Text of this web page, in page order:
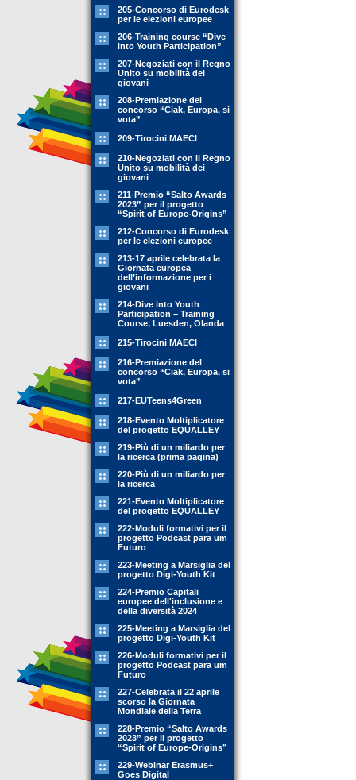
205-Concorso di Eurodesk
per le elezioni europee
206-Training course “Dive
into Youth Participation”
207-Negoziati con il Regno
Unito su mobilità dei
giovani
208-Premiazione del
concorso “Ciak, Europa, si
vota”
209-Tirocini MAECI
210-Negoziati con il Regno
Unito su mobilità dei
giovani
211-Premio “Salto Awards
2023” per il progetto
“Spirit of Europe-Origins”
212-Concorso di Eurodesk
per le elezioni europee
213-17 aprile celebrata la
Giornata europea
dell’informazione per i
giovani
214-Dive into Youth
Participation – Training
Course, Luesden, Olanda
215-Tirocini MAECI
216-Premiazione del
concorso “Ciak, Europa, si
vota”
217-EUTeens4Green
218-Evento Moltiplicatore
del progetto EQUALLEY
219-Più di un miliardo per
la ricerca (prima pagina)
220-Più di un miliardo per
la ricerca
221-Evento Moltiplicatore
del progetto EQUALLEY
222-Moduli formativi per il
progetto Podcast para um
Futuro
223-Meeting a Marsiglia del
progetto Digi-Youth Kit
224-Premio Capitali
europee dell'inclusione e
della diversità 2024
225-Meeting a Marsiglia del
progetto Digi-Youth Kit
226-Moduli formativi per il
progetto Podcast para um
Futuro
227-Celebrata il 22 aprile
scorso la Giornata
Mondiale della Terra
228-Premio “Salto Awards
2023” per il progetto
“Spirit of Europe-Origins”
229-Webinar Erasmus+
Goes Digital